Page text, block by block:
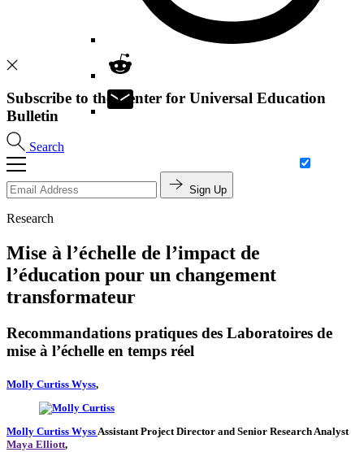
Search
Subscribe to the Center for Universal Education
Bulletin
Sign Up
Research
Mise à l’échelle de l’impact de
l’éducation pour un changement
transformateur
Recommandations pratiques des Laboratoires de
mise à l’échelle en temps réel
Molly Curtiss Wyss,
Molly Curtiss WyssAssistant Project Director and Senior Research Analyst
Maya Elliott,